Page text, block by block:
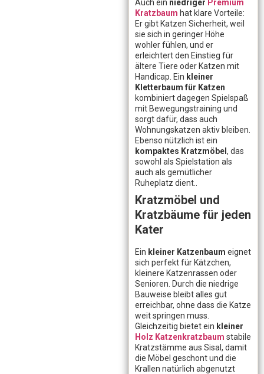
Auch ein niedriger Premium
Kratzbaum hat klare Vorteile:
Er gibt Katzen Sicherheit, weil
sie sich in geringer Höhe
wohler fühlen, und er
erleichtert den Einstieg für
ältere Tiere oder Katzen mit
Handicap. Ein kleiner
Kletterbaum für Katzen
kombiniert dagegen Spielspaß
mit Bewegungstraining und
sorgt dafür, dass auch
Wohnungskatzen aktiv bleiben.
Ebenso nützlich ist ein
kompaktes Kratzmöbel, das
sowohl als Spielstation als
auch als gemütlicher
Ruheplatz dient..
Kratzmöbel und
Kratzbäume für jeden
Kater
Ein kleiner Katzenbaum eignet
sich perfekt für Kätzchen,
kleinere Katzenrassen oder
Senioren. Durch die niedrige
Bauweise bleibt alles gut
erreichbar, ohne dass die Katze
weit springen muss.
Gleichzeitig bietet ein kleiner
Holz Katzenkratzbaum stabile
Kratzstämme aus Sisal, damit
die Möbel geschont und die
Krallen natürlich abgenutzt